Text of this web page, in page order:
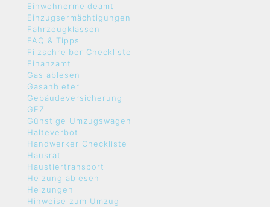
Einwohnermeldeamt
Einzugsermächtigungen
Fahrzeugklassen
FAQ & Tipps
Filzschreiber Checkliste
Finanzamt
Gas ablesen
Gasanbieter
Gebäudeversicherung
GEZ
Günstige Umzugswagen
Halteverbot
Handwerker Checkliste
Hausrat
Haustiertransport
Heizung ablesen
Heizungen
Hinweise zum Umzug